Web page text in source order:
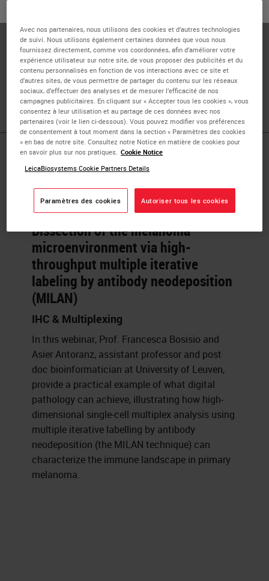
Translational Cell & Tissue Research
Dr. Francesca Bosisio is a dermatopathologist and
professor at UZ/KU Leuven. She participated in the
development of the MILAN method in collaboration with
the University of Milan-Bicocca.
Published Pieces by
Prof Dr.
Dissection of the melanoma
microenvironment via high-
throughput multiple iterative
labeling by antibody neodeposition
(MILAN)
IHC & Multiplexing
In this webinar, Prof. Francesca Bosisio and
Asier Antoranz, assistant professor and post
doc bioinformatician at University of Leuven,
provide a practical example of what digital
pathology can achieve, illustrating how high-
dimensional single-cell multiplex analysis using
multiple iterative labelling by antibody
neodeposition (the MILAN technique) can
characterize the immune landscape in primary
melanoma.
Avec nos partenaires, nous utilisons des cookies et d’autres technologies
de suivi. Nous utilisons également certaines données que vous nous
fournissez directement, comme vos coordonnées, afin d’améliorer votre
expérience utilisateur sur notre site, de vous proposer des publicités et du
contenu personnalisés en fonction de vos interactions avec ce site et
d’autres sites, de vous permettre de partager du contenu sur les réseaux
sociaux, d’effectuer des analyses et de mesurer l’efficacité de nos
campagnes publicitaires. En cliquant sur « Accepter tous les cookies », vous
consentez à leur utilisation et au partage de ces données avec nos
partenaires (voir le lien ci-dessous). Vous pouvez modifier vos préférences
de consentement à tout moment dans la section « Paramètres des cookies
» en bas de notre site. Consultez notre Notice en matière de cookies pour
en savoir plus sur nos pratiques. Cookie Notice
LeicaBiosystems Cookie Partners Details
Paramètres des cookies Autoriser tous les cookies